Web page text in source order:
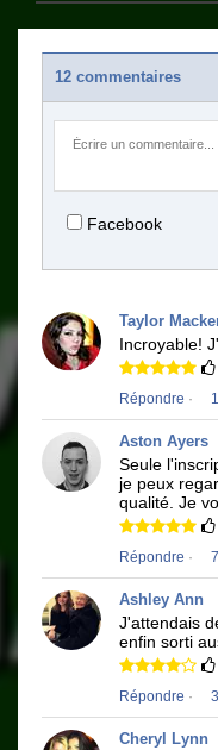
12 commentaires
Facebook
Taylor
Incroyable!
Répondre ·
Aston Ayers
Seule
je peux
qualité. Je
Répondre ·
Ashley Ann
J'attendais
enfin sorti
Répondre ·
Cheryl Lynn